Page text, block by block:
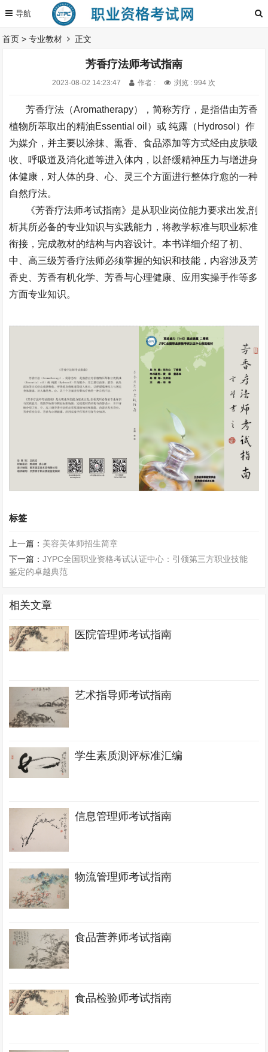
首页 >专业教材 正文
芳香疗法师考试指南
2023-08-02 14:23:47 作者 : 浏览 : 994 次
芳香疗法（Aromatherapy），简称芳疗，是指借由芳香
植物所萃取出的精油Essential oil ）或 纯露（ Hydrosol ）作
为媒介，并主要以涂抹、熏香、食品添加等方式经由皮肤吸
收、呼吸道及消化道等进入体内，以舒缓精神压力与增进身
体健康，对人体的身、心、灵三个方面进行整体疗愈的一种
自然疗法。
《芳香疗法师考试指南》是从职业岗位能力要求出发,剖
析其所必备的专业知识与实践能力，将教学标准与职业标准
衔接，完成教材的结构与内容设计。本书详细介绍了初、
中、高三级芳香疗法师必须掌握的知识和技能，内容涉及芳
香史、芳香有机化学、芳香与心理健康、应用实操手作等多
方面专业知识。
标签
上一篇： 美容美体师招生简章
下一篇：JYPC全国职业资格考试认证中心：引领第三方职业技能
鉴定的卓越典范
相关文章
医院管理师考试指南
艺术指导师考试指南
学生素质测评标准汇编
信息管理师考试指南
物流管理师考试指南
食品营养师考试指南
食品检验师考试指南